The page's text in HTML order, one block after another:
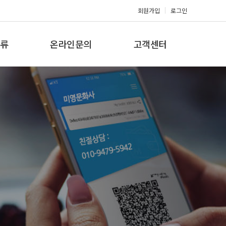
회원가입 로그인
온라인문의
견적문의
고객센터
공지사항
갤러리